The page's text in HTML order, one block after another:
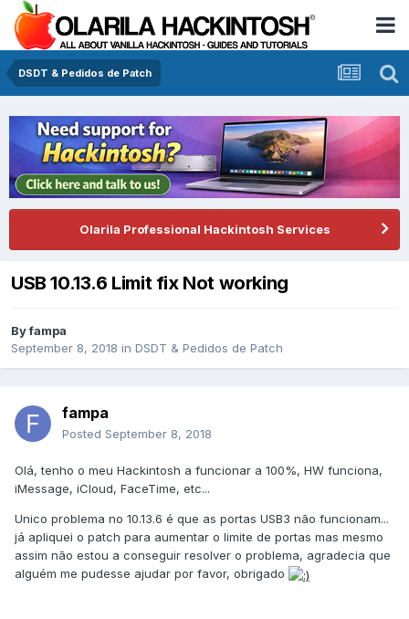
DSDT & Pedidos de Patch
Olarila Professional Hackintosh Services
USB 10.13.6 Limit fix Not working
Byfampa
September 8, 2018 in DSDT & Pedidos de Patch
fampa
Posted September 8, 2018
Olá, tenho o meu Hackintosh a funcionar a 100%, HW funciona,
iMessage, iCloud, FaceTime, etc...
Unico problema no 10.13.6 é que as portas USB3 não funcionam...
já apliquei o patch para aumentar o limite de portas mas mesmo
assim não estou a conseguir resolver o problema, agradecia que
alguém me pudesse ajudar por favor, obrigado